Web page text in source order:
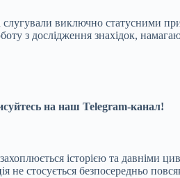
а слугували виключно
з дослідження знахідок,
на наш Telegram-канал!
історією та давніми
не стосується безпосередньо